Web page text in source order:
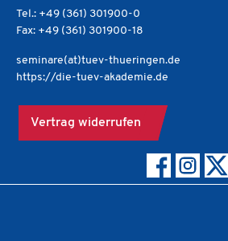
Tel.: +49 (361) 301900-0
Fax: +49 (361) 301900-18
seminare(at)tuev-thueringen.de
https://die-tuev-akademie.de
Vertrag widerrufen